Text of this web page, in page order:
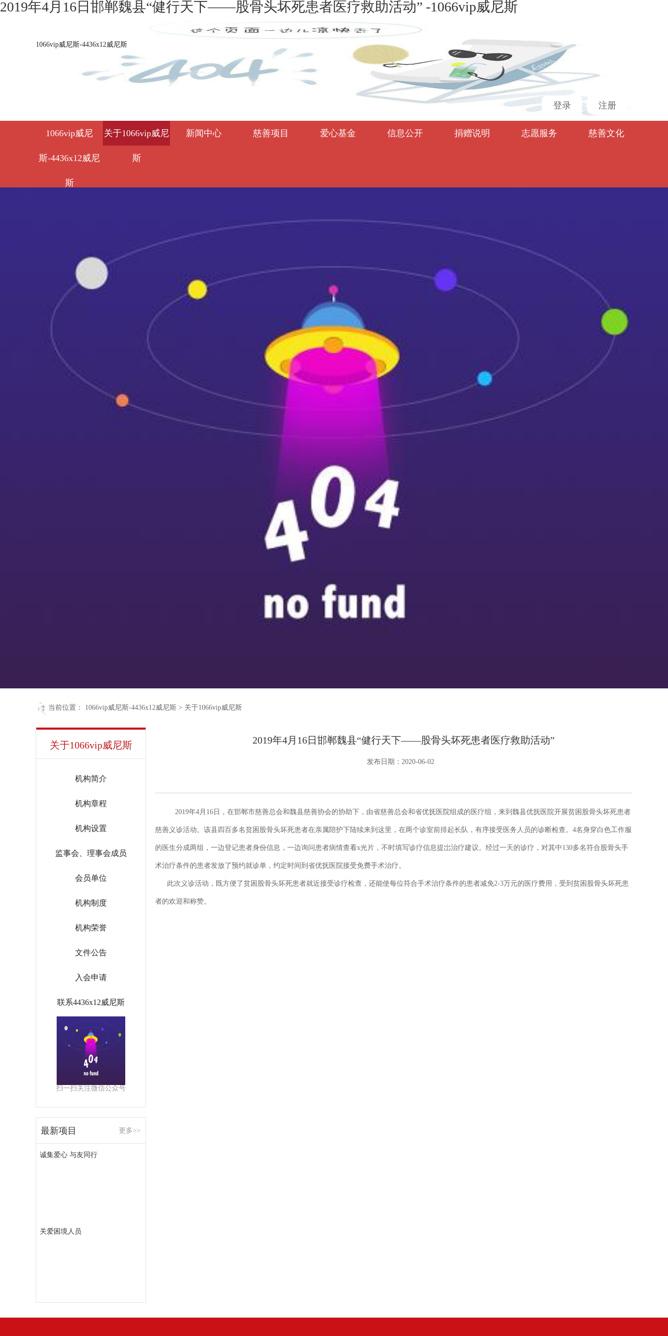
2019年4月16日邯郸魏县“健行天下——股骨头坏死患者医疗救助活动” -1066vip威尼斯
1066vip威尼斯-4436x12威尼斯
登录 注册
1066vip威尼
斯-4436x12威尼
斯
关于1066vip威尼
斯
新闻中心 慈善项目 爱心基金 信息公开 捐赠说明 志愿服务 慈善文化
当前位置： 1066vip威尼斯-4436x12威尼斯 > 关于1066vip威尼斯
关于1066vip威尼斯
机构简介
机构章程
机构设置
监事会、理事会成员
会员单位
机构制度
机构荣誉
文件公告
入会申请
联系4436x12威尼斯
扫一扫关注微信公众号
最新项目 更多>>
诚集爱心 与友同行
关爱困境人员
2019年4月16日邯郸魏县“健行天下——股骨头坏死患者医疗救助活动”
发布日期：2020-06-02
2019年4月16日，在邯郸市慈善总会和魏县慈善协会的协助下，由省慈善总会和省优抚医院组成的医疗组，来到魏县优抚医院开展贫困股骨头坏死患者
慈善义诊活动。该县四百多名贫困股骨头坏死患者在亲属陪护下陆续来到这里，在两个诊室前排起长队，有序接受医务人员的诊断检查。4名身穿白色工作服
的医生分成两组，一边登记患者身份信息，一边询问患者病情查看x光片，不时填写诊疗信息提岀治疗建议。经过一天的诊疗，对其中130多名符合股骨头手
术治疗条件的患者发放了预约就诊单，约定时间到省优抚医院接受免费手术治疗。
此次义诊活动，既方便了贫困股骨头坏死患者就近接受诊疗检查，还能使每位符合手术治疗条件的患者减免2-3万元的医疗费用，受到贫困股骨头坏死患
者的欢迎和称赞。